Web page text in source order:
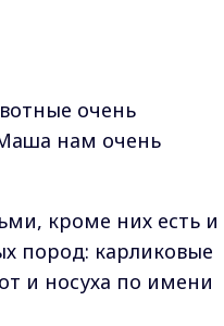
очень
нам очень
кроме них есть и
пород: карликовые
и носуха по имени